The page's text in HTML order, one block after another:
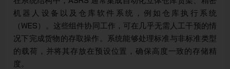
机器人设备以及仓库软件系统，例如仓库执行系统
（WES）。这些组件协同工作，可在几乎无需人工干预的情
况下完成货物的存取操作。系统能够处理标准与非标准类型
的载荷，并将其存放在预设位置，确保高度一致的存储精
度。